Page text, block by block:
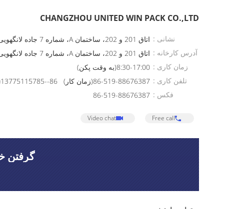
CHANGZHOU UNITED WIN PACK CO.,LTD
نشانی : اتاق 201 و 202، ساختمان A، شماره 7 جاده لانگهویی، منطقه ملی فناوری پیشرفته ووجین، شهر چانگژو، استان جیانگ‌سو، چین
آدرس کارخانه : اتاق 201 و 202، ساختمان A، شماره 7 جاده لانگهویی، منطقه ملی فناوری پیشرفته ووجین، شهر چانگژو، استان جیانگ‌سو، چین
زمان کاری : 8:30-17:00(به وقت پکن)
تلفن کاری : 86-519-88676387(زمان کار) 86--13775115785(زمان شاغل)
فکس : 86-519-88676387
Free call
Video chat
گرفتن